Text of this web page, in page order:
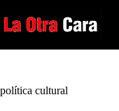
al
contenido
política cultural